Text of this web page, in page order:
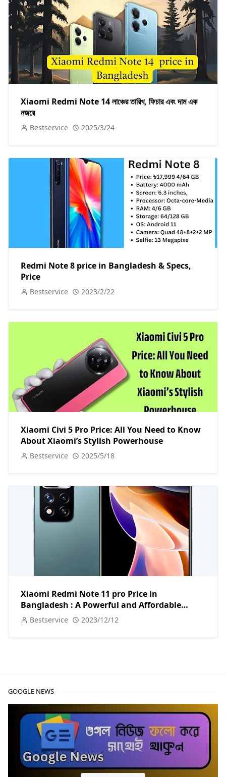
Xiaomi Redmi Note 14 লাঞ্চের তারিখ, ফিচার এবং দাম এক
নজরে
Bestservice 2025/3/24
Redmi Note 8 price in Bangladesh & Specs,
Price
Bestservice 2023/2/22
Xiaomi Civi 5 Pro Price: All You Need to Know
About Xiaomi’s Stylish Powerhouse
Bestservice 2025/5/18
Xiaomi Redmi Note 11 pro Price in
Bangladesh : A Powerful and Affordable
Smartphone
Bestservice 2023/12/12
GOOGLE NEWS